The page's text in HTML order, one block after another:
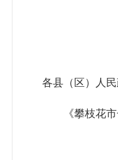
各县（区）人
《攀枝花市长